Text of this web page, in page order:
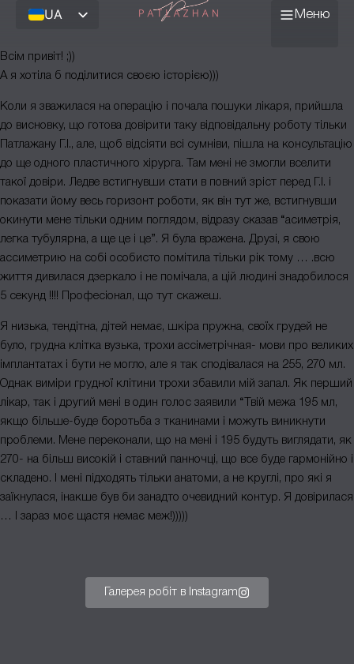
UA Меню
Про центр
Школа пластичної
хірургії
Відгуки
Ціни
Блог
Контакти
Всім привіт! ;))
А я хотіла б поділитися своєю історією)))
Коли я зважилася на операцію і почала пошуки лікаря, прийшла
до висновку, що готова довірити таку відповідальну роботу тільки
Патлажану Г.І., але, щоб відсіяти всі сумніви, пішла на консультацію
до ще одного пластичного хірурга. Там мені не змогли вселити
такої довіри. Ледве встигнувши стати в повний зріст перед Г.І. і
показати йому весь горизонт роботи, як він тут же, встигнувши
окинути мене тільки одним поглядом, відразу сказав “асиметрія,
легка тубулярна, а ще це і це”. Я була вражена. Друзі, я свою
ассиметрию на собі особисто помітила тільки рік тому … .всю
життя дивилася дзеркало і не помічала, а цій людині знадобилося
5 секунд !!!! Професіонал, що тут скажеш.
Я низька, тендітна, дітей немає, шкіра пружна, своїх грудей не
було, грудна клітка вузька, трохи ассіметрічная- мови про великих
імплантатах і бути не могло, але я так сподівалася на 255, 270 мл.
Однак виміри грудної клітини трохи збавили мій запал. Як перший
лікар, так і другий мені в один голос заявили “Твій межа 195 мл,
якщо більше-буде боротьба з тканинами і можуть виникнути
проблеми. Мене переконали, що на мені і 195 будуть виглядати, як
270- на більш високій і ставний панночці, що все буде гармонійно і
складено. І мені підходять тільки анатоми, а не круглі, про які я
заїкнулася, інакше був би занадто очевидний контур. Я довірилася
… І зараз моє щастя немає меж!)))))
Галерея робiт в Instagram